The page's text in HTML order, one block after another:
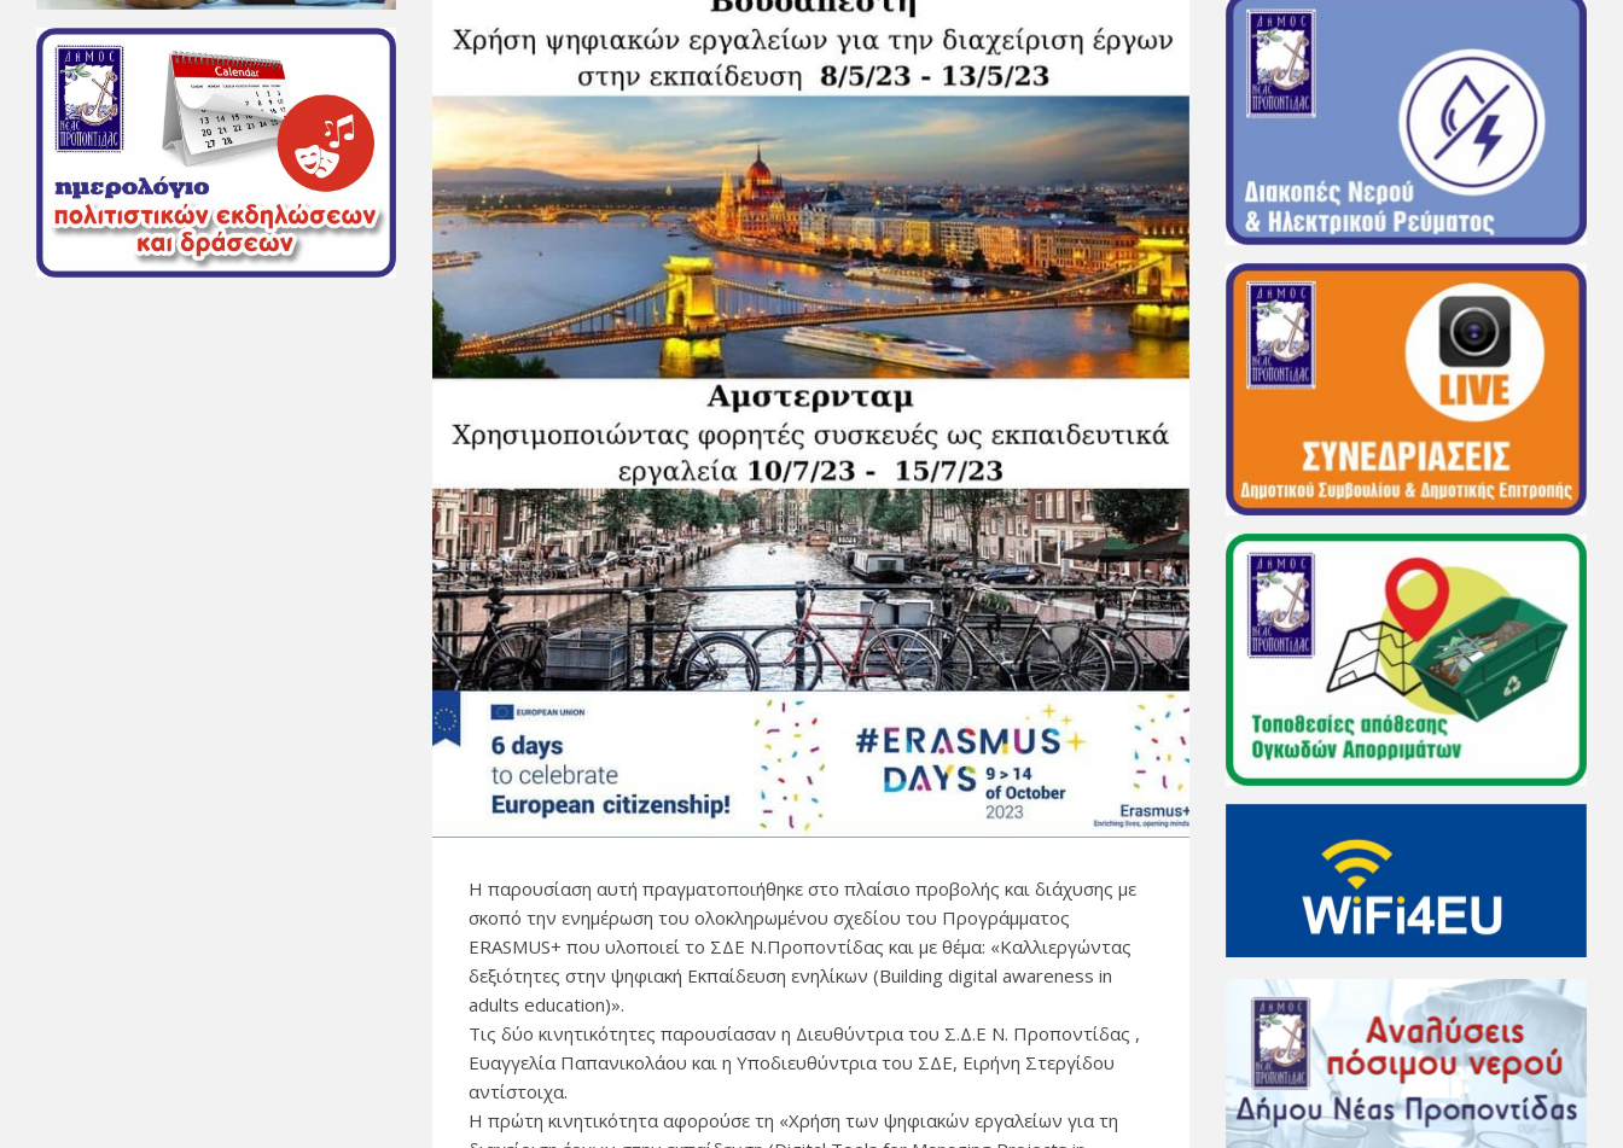
Η παρουσίαση αυτή πραγματοποιήθηκε στο πλαίσιο προβολής και διάχυσης με
σκοπό την ενημέρωση του ολοκληρωμένου σχεδίου του Προγράμματος
ERASMUS+ που υλοποιεί το ΣΔΕ Ν.Προποντίδας και με θέμα: «Καλλιεργώντας
δεξιότητες στην ψηφιακή Εκπαίδευση ενηλίκων (Building digital awareness in
adults education)».
Τις δύο κινητικότητες παρουσίασαν η Διευθύντρια του Σ.Δ.Ε Ν. Προποντίδας ,
Ευαγγελία Παπανικολάου και η Υποδιευθύντρια του ΣΔΕ, Ειρήνη Στεργίδου
αντίστοιχα.
Η πρώτη κινητικότητα αφορούσε τη «Χρήση των ψηφιακών εργαλείων για τη